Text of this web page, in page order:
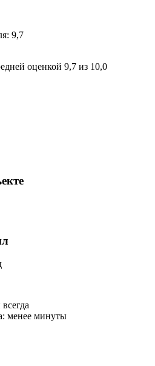
9,7
оценкой 9,7 из 10,0
менее минуты